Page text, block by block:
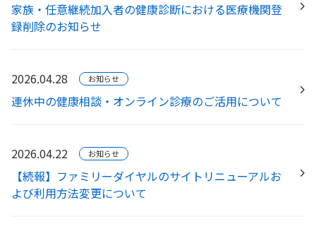
家族・任意継続加入者の健康診断における医療機関登
録削除のお知らせ
2026.04.28 お知らせ
連休中の健康相談・オンライン診療のご活用について
2026.04.22 お知らせ
【続報】ファミリーダイヤルのサイトリニューアルお
よび利用方法変更について